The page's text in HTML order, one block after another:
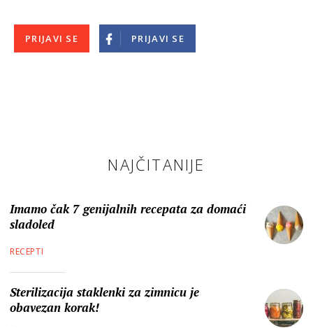
PRIJAVI SE PRIJAVI SE
NAJČITANIJE
Imamo čak 7 genijalnih recepata za domaći
sladoled
RECEPTI
Sterilizacija staklenki za zimnicu je
obavezan korak!